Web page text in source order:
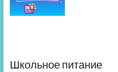
Школьное питание